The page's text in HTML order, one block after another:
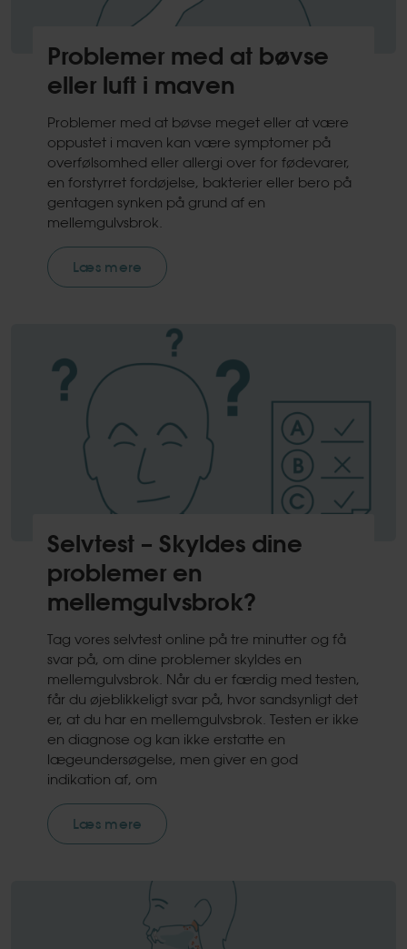
Problemer med at bøvse
eller luft i maven
Problemer med at bøvse meget eller at være
oppustet i maven kan være symptomer på
overfølsomhed eller allergi over for fødevarer,
en forstyrret fordøjelse, bakterier eller bero på
gentagen synken på grund af en
mellemgulvsbrok.
Læs mere
Selvtest – Skyldes dine
problemer en
mellemgulvsbrok?
Tag vores selvtest online på tre minutter og få
svar på, om dine problemer skyldes en
mellemgulvsbrok. Når du er færdig med testen,
får du øjeblikkeligt svar på, hvor sandsynligt det
er, at du har en mellemgulvsbrok. Testen er ikke
en diagnose og kan ikke erstatte en
lægeundersøgelse, men giver en god
indikation af, om
Læs mere